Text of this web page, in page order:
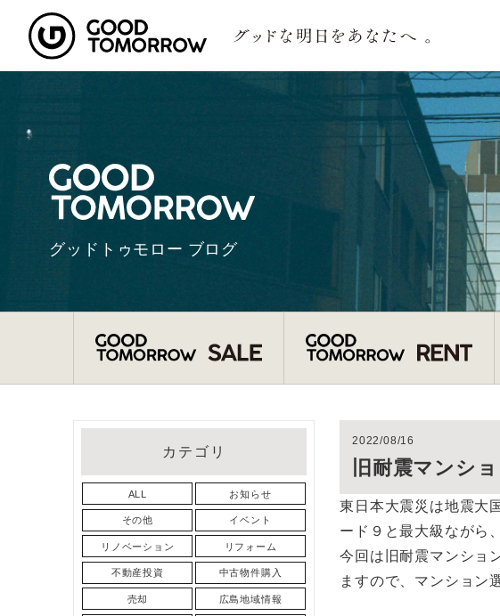
グッドトゥモロー ブログ
2022/08/16
旧耐震マンシ
東日本大震災は地震大
ード９と最大級ながら
今回は旧耐震マンショ
ますので、マンション
カテゴリ
ALL お知らせ
その他 イベント
リノベーション リフォーム
不動産投資 中古物件購入
売却 広島地域情報